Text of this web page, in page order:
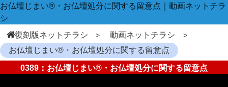
お仏壇じまい®・お仏壇処分に関する留意点｜動画ネットチラ
シ
復刻版ネットチラシ
動画ネットチラシ
お仏壇じまい®・お仏壇処分に関する留意点
0389：お仏壇じまい®・お仏壇処分に関する留意点